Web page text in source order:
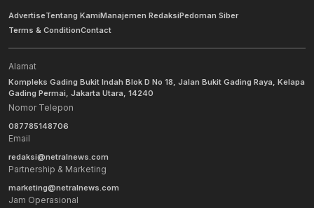
AdvertiseTentang KamiManajemen RedaksiPedoman Siber
Terms & ConditionContact
Alamat
Kompleks Gading Bukit Indah Blok D No 18, Jalan Bukit Gading Raya, Kelapa
Gading Permai, Jakarta Utara, 14240
Nomor Telepon
087785148706
Email
redaksi@netralnews.com
Partnership & Marketing
marketing@netralnews.com
Jam Operasional